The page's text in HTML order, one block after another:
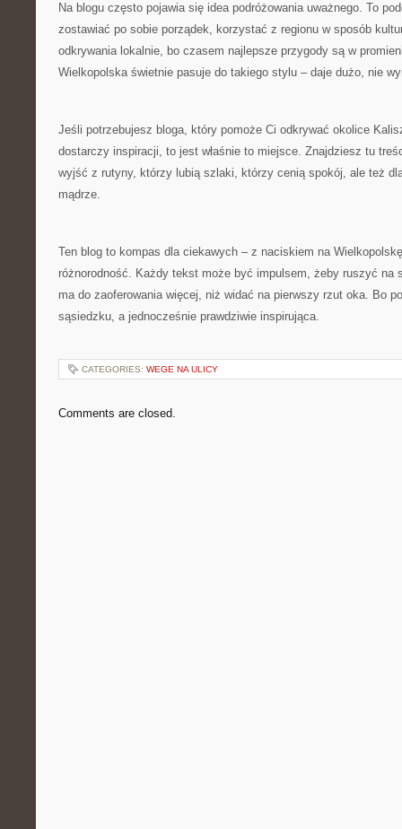
Na blogu często pojawia się idea podróżowania uważnego. To
zostawiać po sobie porządek, korzystać z regionu w sposób
odkrywania lokalnie, bo czasem najlepsze przygody są w
Wielkopolska świetnie pasuje do takiego stylu – daje dużo, nie
Jeśli potrzebujesz bloga, który pomoże Ci odkrywać okolice
dostarczy inspiracji, to jest właśnie to miejsce. Znajdziesz tu
wyjść z rutyny, którzy lubią szlaki, którzy cenią spokój, ale też
mądrze.
Ten blog to kompas dla ciekawych – z naciskiem na
różnorodność. Każdy tekst może być impulsem, żeby ruszyć na
ma do zaoferowania więcej, niż widać na pierwszy rzut oka. Bo
sąsiedzku, a jednocześnie prawdziwie inspirująca.
CATEGORIES: WEGE NA ULICY
Comments are closed.